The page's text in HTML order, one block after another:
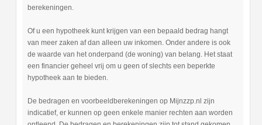
berekeningen.
Of u een hypotheek kunt krijgen van een bepaald bedrag hangt
van meer zaken af dan alleen uw inkomen. Onder andere is ook
de waarde van het onderpand (de woning) van belang. Het staat
een financier geheel vrij om u geen of slechts een beperkte
hypotheek aan te bieden.
De bedragen en voorbeeldberekeningen op Mijnzzp.nl zijn
indicatief, er kunnen op geen enkele manier rechten aan worden